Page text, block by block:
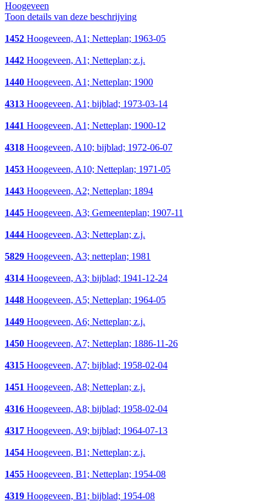
Hoogeveen
Toon details van deze beschrijving
1452 Hoogeveen, A1; Netteplan; 1963-05
1442 Hoogeveen, A1; Netteplan; z.j.
1440 Hoogeveen, A1; Netteplan; 1900
4313 Hoogeveen, A1; bijblad; 1973-03-14
1441 Hoogeveen, A1; Netteplan; 1900-12
4318 Hoogeveen, A10; bijblad; 1972-06-07
1453 Hoogeveen, A10; Netteplan; 1971-05
1443 Hoogeveen, A2; Netteplan; 1894
1445 Hoogeveen, A3; Gemeenteplan; 1907-11
1444 Hoogeveen, A3; Netteplan; z.j.
5829 Hoogeveen, A3; netteplan; 1981
4314 Hoogeveen, A3; bijblad; 1941-12-24
1448 Hoogeveen, A5; Netteplan; 1964-05
1449 Hoogeveen, A6; Netteplan; z.j.
1450 Hoogeveen, A7; Netteplan; 1886-11-26
4315 Hoogeveen, A7; bijblad; 1958-02-04
1451 Hoogeveen, A8; Netteplan; z.j.
4316 Hoogeveen, A8; bijblad; 1958-02-04
4317 Hoogeveen, A9; bijblad; 1964-07-13
1454 Hoogeveen, B1; Netteplan; z.j.
1455 Hoogeveen, B1; Netteplan; 1954-08
4319 Hoogeveen, B1; bijblad; 1954-08